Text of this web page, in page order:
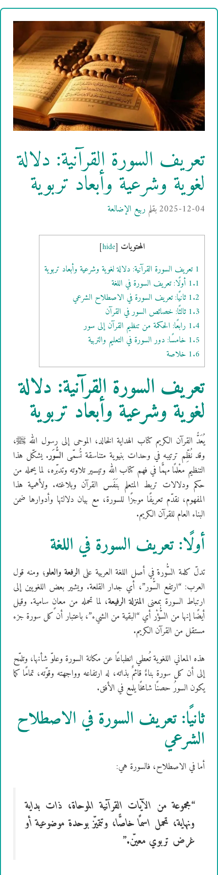
تعريف السورة القرآنية: دلالة
لغوية وشرعية وأبعاد تربوية
2025-12-04بقلم ربيع الإضالعة
المحتويات [
hide
]
1 تعريف السورة القرآنية: دلالة لغوية وشرعية وأبعاد تربوية
1.1 أولًا: تعريف السورة في اللغة
1.2 ثانيًا: تعريف السورة في الاصطلاح الشرعي
1.3 ثالثًا: خصائص السور في القرآن
1.4 رابعًا: الحكمة من تنظيم القرآن إلى سور
1.5 خامسًا: دور السورة في التعليم والتربية
1.6 خلاصة
تعريف السورة القرآنية: دلالة
لغوية وشرعية وأبعاد تربوية
يُعَدُّ القرآن الكريم كتاب الهداية الخالد، الموحى إلى رسول الله ﷺ،
وقد نُظِّم ترتيبه في وحدات بنيوية متناسقة تُسمّى السُّوَر. يشكّل هذا
التنظيم معْلمًا مهمًّا في فهم كتاب الله وتيسير تلاوته وتدبّره، لما يحمله من
حكم ودلالات تربط المتعلم بنَفَس القرآن وبلاغته. ولأهمية هذا
المفهوم، نقدّم تعريفًا موجزًا للسورة، مع بيان دلالتها وأدوارها ضمن
البناء العام للقرآن الكريم.
أولًا: تعريف السورة في اللغة
تدلّ كلمة السُّورةفي أصل اللغة العربية على الرفعة والعلو؛ ومنه قول
العرب: “ارتفع السُّور”، أي جدار القلعة. ويشير بعض اللغويين إلى
ارتباط السورة بمعنى المنزلة الرفيعة، لما تحمله من معانٍ سامية. وقيل
أيضًا إنها من السُّؤْرأي “البقية من الشيء”، باعتبار أن كل سورة جزء
مستقل من القرآن الكريم.
هذه المعاني اللغوية تُعطي انطباعًا عن مكانة السورة وعلوّ شأنها، وتلمّح
إلى أن كل سورة بناءٌ قائمٌ بذاته، له ارتفاعه وواجهته وقوّته، تمامًا كما
يكون السورُ حصنًا شامخًا يلمع في الأفق.
ثانيًا: تعريف السورة في الاصطلاح
الشرعي
أما في الاصطلاح، فالسورة هي:
“مجموعة من الآيات القرآنية الموحاة، ذات بداية
ونهاية، تحمل اسمًا خاصًّا، وتتميّز بوحدة موضوعية أو
غرض تربوي معيّن.”